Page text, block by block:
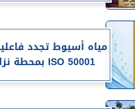
مياه أسيوط تجدد
ISO 50001 بمحطة نزلة عبد اللاه...